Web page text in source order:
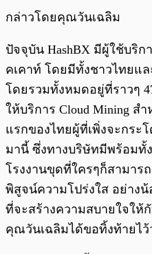
กล่าวโดยคุณวันเฉลิม
ปัจจุบัน HashBX มีผู้ใช้บริ
คเคาท์ โดยมีทั้งชาวไทยแ
โดยรวมทั้งหมดอยู่ที่ราวๆ
ให้บริการ Cloud Mining ส
แรกของไทยผู้ที่เพิ่งจะกระ
มานี้ ซึ่งทางบริษัทมีพร้อมทั้
โรงงานขุดที่ใครๆก็สามาร
พิสูจน์ความโปร่งใส อย่าง
ที่จะสร้างความสบายใจให้
คุณวันเฉลิมได้ขอทิ้งท้ายไว้